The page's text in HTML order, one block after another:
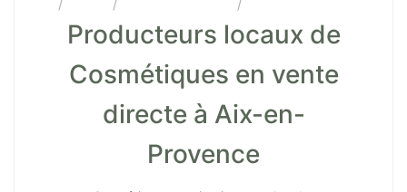
Producteurs locaux de
Cosmétiques en vente
directe à Aix-en-
Provence